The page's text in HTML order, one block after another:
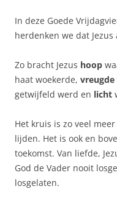
In deze Goede
herdenken we dat
Zo bracht Jezus hoop
haat woekerde, vreugde
getwijfeld werd en licht
Het kruis is zo veel
lijden. Het is ook en
toekomst. Van liefde,
God de Vader nooit
losgelaten.